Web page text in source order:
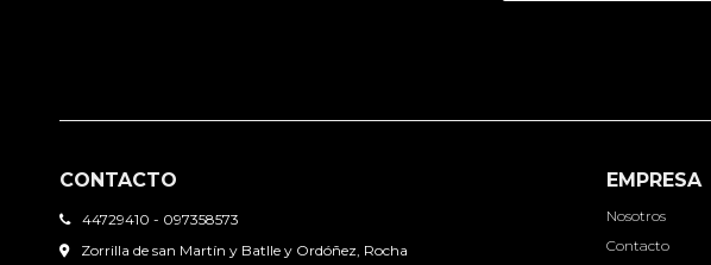
CONTACTO
44729410 - 097358573
Zorrilla de san Martín y Batlle y Ordóñez, Rocha
EMPRESA
Nosotros
Contacto